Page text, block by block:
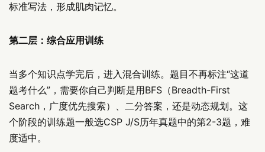
标准写法，形成肌肉记忆。
第二层：综合应用训练
当多个知识点学完后，进入混合训练。题目不再标注“这道
题考什么”，需要你自己判断是用BFS（Breadth-First
Search，广度优先搜索）、二分答案，还是动态规划。这
个阶段的训练题一般选CSP J/S历年真题中的第2-3题，难
度适中。